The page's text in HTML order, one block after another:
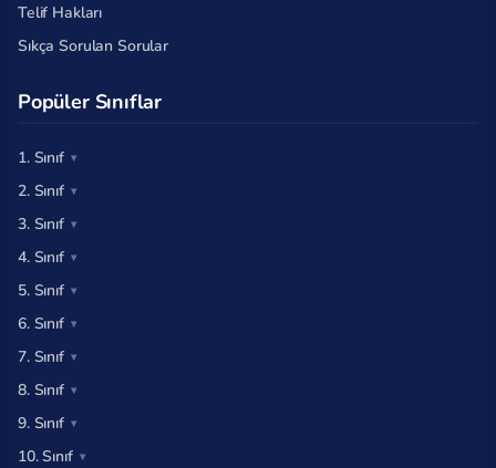
Telif Hakları
Sıkça Sorulan Sorular
Popüler Sınıflar
1. Sınıf
2. Sınıf
3. Sınıf
4. Sınıf
5. Sınıf
6. Sınıf
7. Sınıf
8. Sınıf
9. Sınıf
10. Sınıf